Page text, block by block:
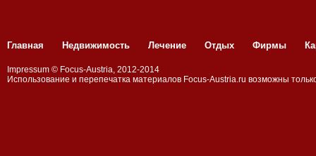
Главная Недвижимость Лечение Отдых Фирмы
Impressum © Focus-Austria, 2012-2014
Использование и перепечатка материалов Focus-Аustria.ru возможны